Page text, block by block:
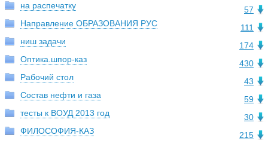
57
на распечатку
111
Направление ОБРАЗОВАНИЯ РУС
174
ниш задачи
430
Оптика.шпор-каз
43
Рабочий стол
59
Состав нефти и газа
30
тесты к ВОУД 2013 год
215
ФИЛОСОФИЯ-КАЗ